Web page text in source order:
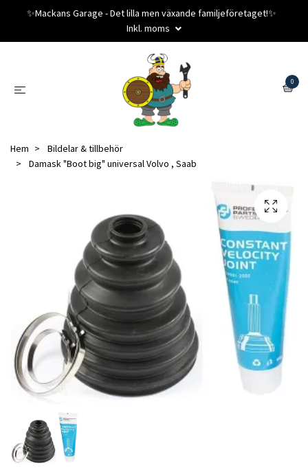
✨️Mackans Garage - Det lilla men växande familjeföretaget!✨️
Inkl. moms
0
Hem
Bildelar & tillbehör
Damask "Boot big" universal Volvo , Saab